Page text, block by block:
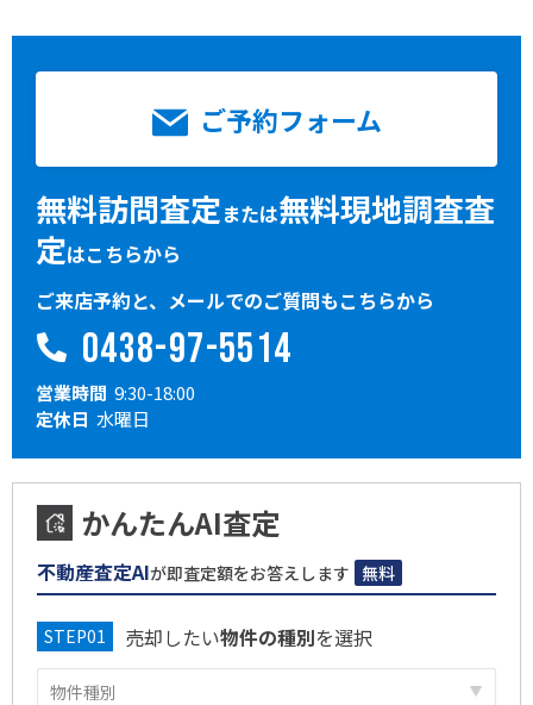
ご予約フォーム
無料訪問査定または無料現地調査査
定はこちらから
ご来店予約と、メールでのご質問もこちらから
0438-97-5514
営業時間 9:30-18:00
定休日 水曜日
かんたんAI査定
不動産査定AIが即査定額をお答えします 無料
売却したい物件の種別を選択